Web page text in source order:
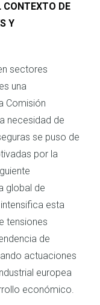
CONTEXTO DE
Y
sectores
una
Comisión
necesidad de
se puso de
por la
global de
esta
tensiones
de
actuaciones
europea
económico.